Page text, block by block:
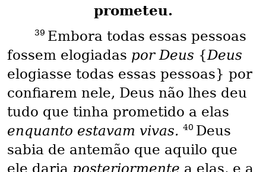
prometeu.
39 Embora todas essas pessoas
fossem elogiadas por Deus {Deus
elogiasse todas essas pessoas} por
confiarem nele, Deus não lhes deu
tudo que tinha prometido a elas
enquanto estavam vivas. 40 Deus
sabia de antemão que aquilo que
ele daria posteriormente a elas, e a